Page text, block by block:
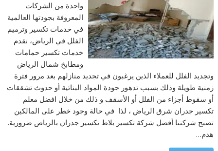
واحدة من الشركات
المعروفة بجودتها العالمية
في خدمات تكسير وترميم
الفلل في الرياض، نقدم
خدمات تكسير حمامات
ومطابخ شمال الرياض
وتجديد الفلل للعملاء الذين يرغبون في تجديد منازلهم بعد مرور فترة
زمنية طويلة وذلك بسبب تدهور جودة المواد البنائية أو حدوث تشققات
أو سقوط أجزاء من الفلل أو الأسقف و ذلك من خلال افضل معلم
تكسير جدران شرق الرياض ، لذا في حالة وجود خطر على المالكين
تصبح شركتنا أفضل شركة تكسير بلاط تكسير جدران بالرياض ضرورية.
هدم…